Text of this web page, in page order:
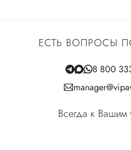
ЕСТЬ ВОПРОСЫ
8 800
Всегда к Вашим